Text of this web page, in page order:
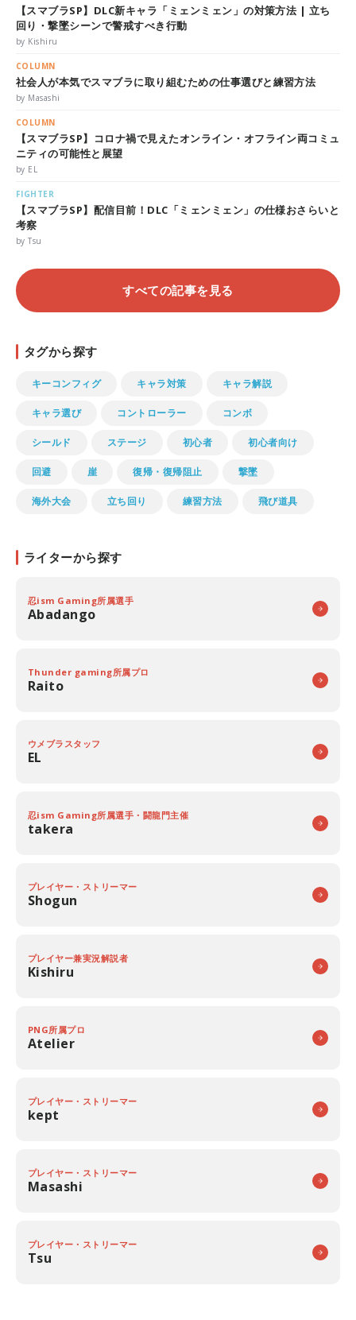
【スマブラSP】DLC新キャラ「ミェンミェン」の対策方法 | 立ち
回り・撃墜シーンで警戒すべき行動
by Kishiru
COLUMN
社会人が本気でスマブラに取り組むための仕事選びと練習方法
by Masashi
COLUMN
【スマブラSP】コロナ禍で見えたオンライン・オフライン両コミュ
ニティの可能性と展望
by EL
FIGHTER
【スマブラSP】配信目前！DLC「ミェンミェン」の仕様おさらいと
考察
by Tsu
すべての記事を見る
タグから探す
キーコンフィグ キャラ対策 キャラ解説
キャラ選び コントローラー コンボ
シールド ステージ 初心者 初心者向け
回避 崖 復帰・復帰阻止 撃墜
海外大会 立ち回り 練習方法 飛び道具
ライターから探す
忍ism Gaming所属選手
Abadango
Thunder gaming所属プロ
Raito
ウメブラスタッフ
EL
忍ism Gaming所属選手・闘龍門主催
takera
プレイヤー・ストリーマー
Shogun
プレイヤー兼実況解説者
Kishiru
PNG所属プロ
Atelier
プレイヤー・ストリーマー
kept
プレイヤー・ストリーマー
Masashi
プレイヤー・ストリーマー
Tsu